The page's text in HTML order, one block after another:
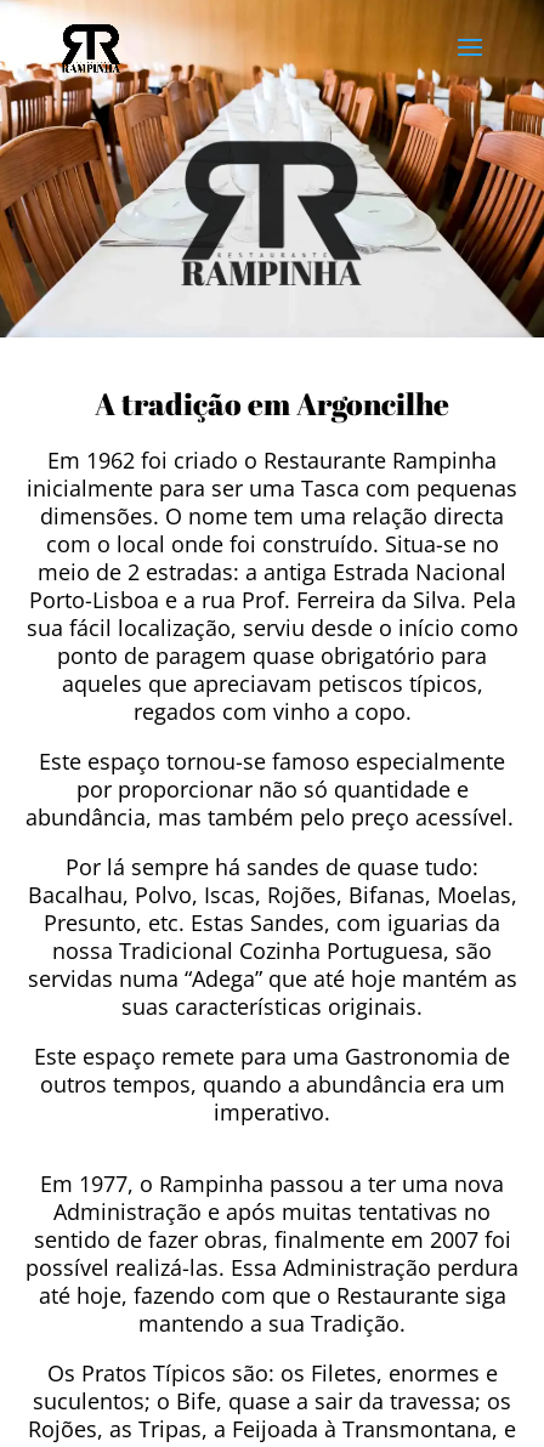
A tradição em Argoncilhe
Em 1962 foi criado o Restaurante Rampinha
inicialmente para ser uma Tasca com pequenas
dimensões. O nome tem uma relação directa
com o local onde foi construído. Situa-se no
meio de 2 estradas: a antiga Estrada Nacional
Porto-Lisboa e a rua Prof. Ferreira da Silva. Pela
sua fácil localização, serviu desde o início como
ponto de paragem quase obrigatório para
aqueles que apreciavam petiscos típicos,
regados com vinho a copo.
Este espaço tornou-se famoso especialmente
por proporcionar não só quantidade e
abundância, mas também pelo preço acessível.
Por lá sempre há sandes de quase tudo:
Bacalhau, Polvo, Iscas, Rojões, Bifanas, Moelas,
Presunto, etc. Estas Sandes, com iguarias da
nossa Tradicional Cozinha Portuguesa, são
servidas numa “Adega” que até hoje mantém as
suas características originais.
Este espaço remete para uma Gastronomia de
outros tempos, quando a abundância era um
imperativo.
Em 1977, o Rampinha passou a ter uma nova
Administração e após muitas tentativas no
sentido de fazer obras, finalmente em 2007 foi
possível realizá-las. Essa Administração perdura
até hoje, fazendo com que o Restaurante siga
mantendo a sua Tradição.
Os Pratos Típicos são: os Filetes, enormes e
suculentos; o Bife, quase a sair da travessa; os
Rojões, as Tripas, a Feijoada à Transmontana, e